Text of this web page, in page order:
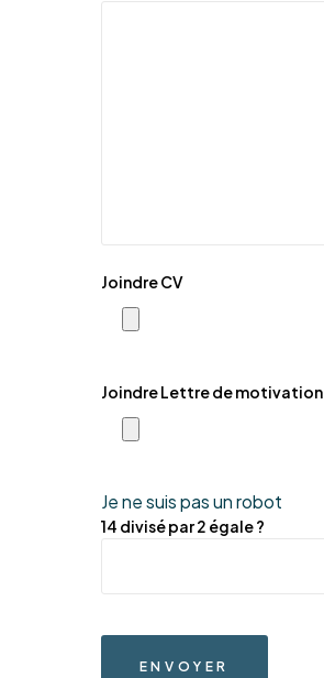
Joindre CV
Joindre Lettre de motivation
Je ne suis pas un robot
14 divisé par 2 égale ?